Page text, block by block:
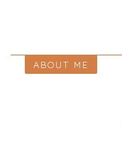
ABOUT ME